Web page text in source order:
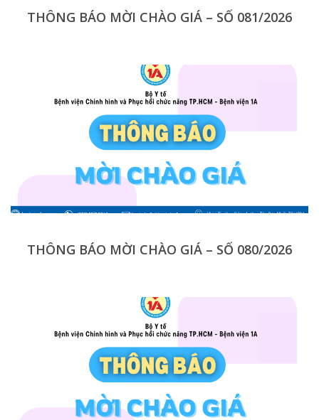
THÔNG BÁO MỜI CHÀO GIÁ – SỐ 081/2026
THÔNG BÁO MỜI CHÀO GIÁ – SỐ 080/2026